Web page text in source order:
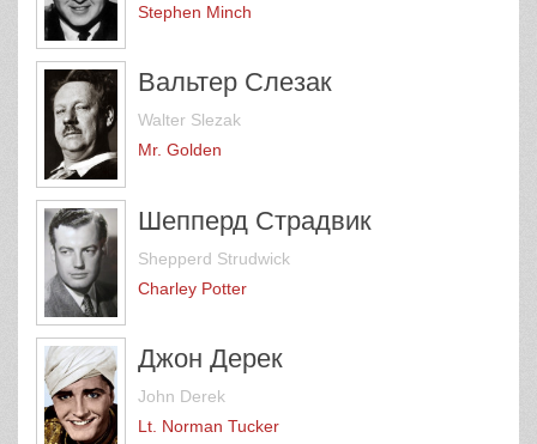
Stephen Minch
Вальтер Слезак
Walter Slezak
Mr. Golden
Шепперд Страдвик
Shepperd Strudwick
Charley Potter
Джон Дерек
John Derek
Lt. Norman Tucker